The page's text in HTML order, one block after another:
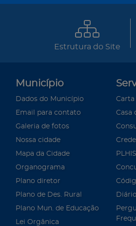
Estrutura do Site
Município
Dados do Município
Email para contato
Galeria de fotos
Nossa cidade
Mapa da Cidade
Organograma
Plano diretor
Plano de Des. Rural
Plano Mun. de Educação
Lei Orgânica
Carta
Casa
PLHIS